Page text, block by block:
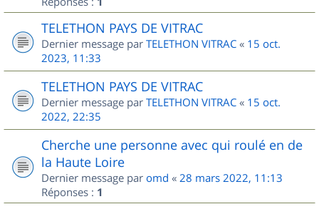
TELETHON PAYS DE VITRAC
Dernier message par TELETHON VITRAC « 15 oct.
2023, 11:33
TELETHON PAYS DE VITRAC
Dernier message par TELETHON VITRAC « 15 oct.
2022, 22:35
Cherche une personne avec qui roulé en de
la Haute Loire
Dernier message par omd « 28 mars 2022, 11:13
Réponses : 1